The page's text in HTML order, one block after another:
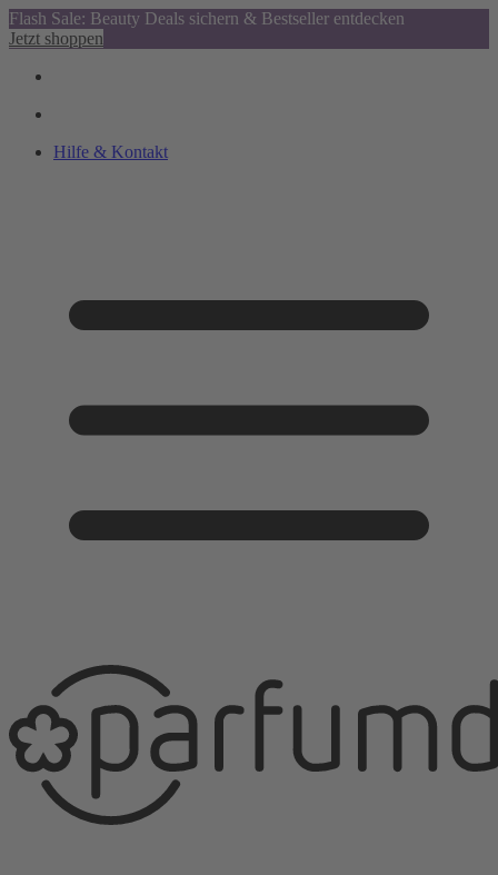
Flash Sale: Beauty Deals sichern & Bestseller entdecken
Jetzt shoppen
Hilfe & Kontakt